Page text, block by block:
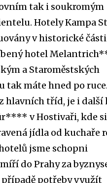
tak i soukromým
Hotely Kampa
v historické části
hotel
a Staroměstských
tak máte hned po
hlavních tříd, je i další
v Hostivaři, kde
jídla od kuchaře
jsme schopni
do Prahy za
potřeby využít